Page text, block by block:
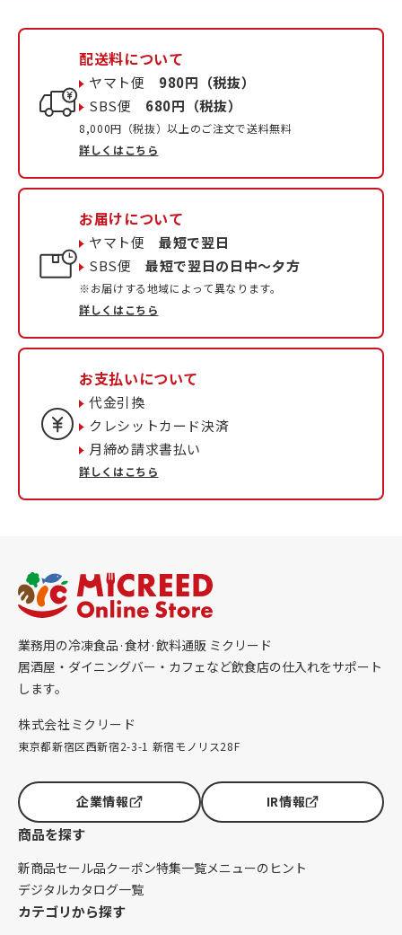
配送料について
ヤマト便 980円（税抜）
SBS便 680円（税抜）
8,000円（税抜）以上のご注文で送料無料
詳しくはこちら
お届けについて
ヤマト便最短で翌日
SBS便最短で翌日の日中〜夕方
※お届けする地域によって異なります。
詳しくはこちら
お支払いについて
代金引換
クレシットカード決済
月締め請求書払い
詳しくはこちら
業務用の冷凍食品·食材·飲料通販 ミクリード
居酒屋・ダイニングバー・カフェなど飲食店の仕入れをサポート
します。
株式会社ミクリード
東京都新宿区西新宿2-3-1 新宿モノリス28F
企業情報 IR情報
商品を探す
新商品セール品クーポン特集一覧メニューのヒント
デジタルカタログ一覧
カテゴリから探す